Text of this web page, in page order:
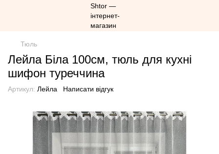
Тюль
Лейла Біла 100см, тюль для кухні
шифон туреччина
Артикул: Лейла Написати відгук